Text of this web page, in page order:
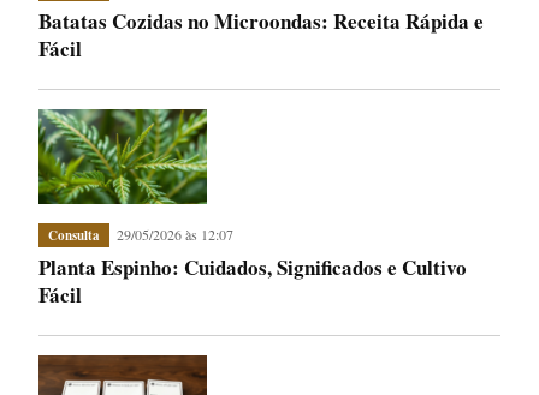
Batatas Cozidas no Microondas: Receita Rápida e
Fácil
Consulta 29/05/2026 às 12:07
Planta Espinho: Cuidados, Significados e Cultivo
Fácil